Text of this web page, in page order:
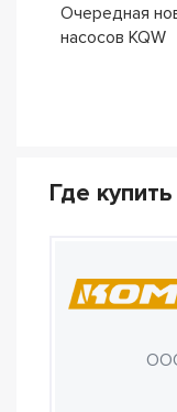
Очередная
насосов KQW
Где купить